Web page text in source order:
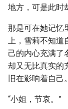
地方，可是此时
那是可在她记忆
上，雪莉不知道
己的内心充满了
却又无比真实的
旧在影响着自己。
“小姐，节哀。”